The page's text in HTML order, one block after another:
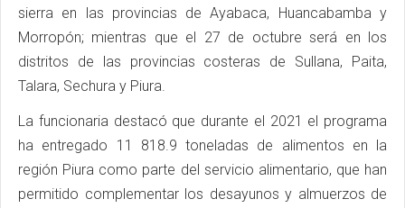
sierra en las provincias de Ayabaca, Huancabamba y
Morropón; mientras que el 27 de octubre será en los
distritos de las provincias costeras de Sullana, Paita,
Talara, Sechura y Piura.
La funcionaria destacó que durante el 2021 el programa
ha entregado 11 818.9 toneladas de alimentos en la
región Piura como parte del servicio alimentario, que han
permitido complementar los desayunos y almuerzos de